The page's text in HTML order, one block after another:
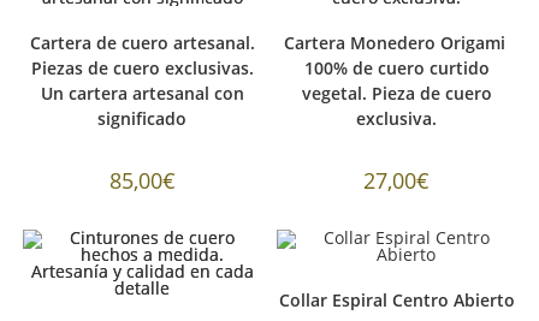
Cartera de cuero artesanal.
Piezas de cuero exclusivas.
Un cartera artesanal con
significado
85,00€
Cartera Monedero Origami
100% de cuero curtido
vegetal. Pieza de cuero
exclusiva.
27,00€
Collar Espiral Centro Abierto